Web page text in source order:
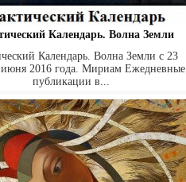
Календарь. Волна Земли
Календарь. Волна Земли с 23
2016 года. Мириам Ежедневные
публикации в...